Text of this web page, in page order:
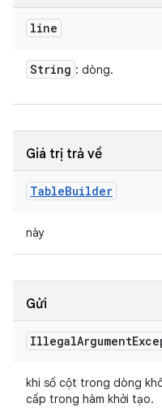
line
String : dòng.
Giá trị trả về
TableBuilder
này
Gửi
IllegalArgument
khi số cột trong dòng
cấp trong hàm khởi tạo.